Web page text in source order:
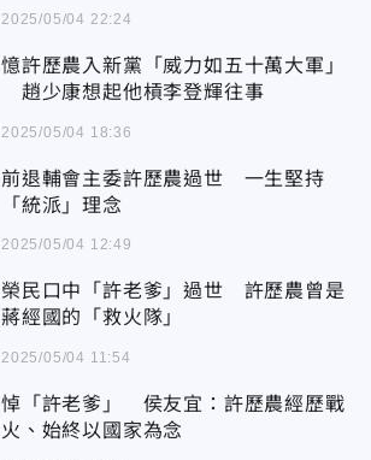
2025/05/04 22:24
憶許歷農入新黨「威力如五十萬大軍」
趙少康想起他槓李登輝往事
2025/05/04 18:36
前退輔會主委許歷農過世 一生堅持
「統派」理念
2025/05/04 12:49
榮民口中「許老爹」過世 許歷農曾是
蔣經國的「救火隊」
2025/05/04 11:54
悼「許老爹」 侯友宜：許歷農經歷戰
火、始終以國家為念